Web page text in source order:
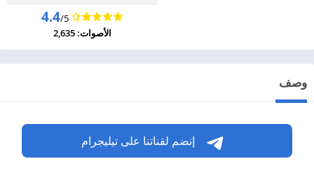
4.4/5
الأصوات: 2,635
وصف
إنضم لقناتنا على تيليجرام